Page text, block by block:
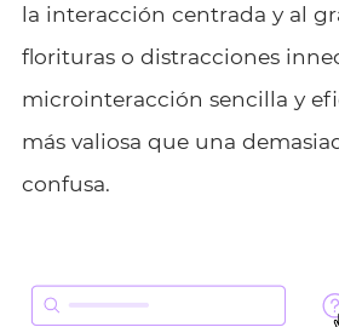
la interacción centrada y al
florituras o distracciones
microinteracción sencilla y
más valiosa que una
confusa.